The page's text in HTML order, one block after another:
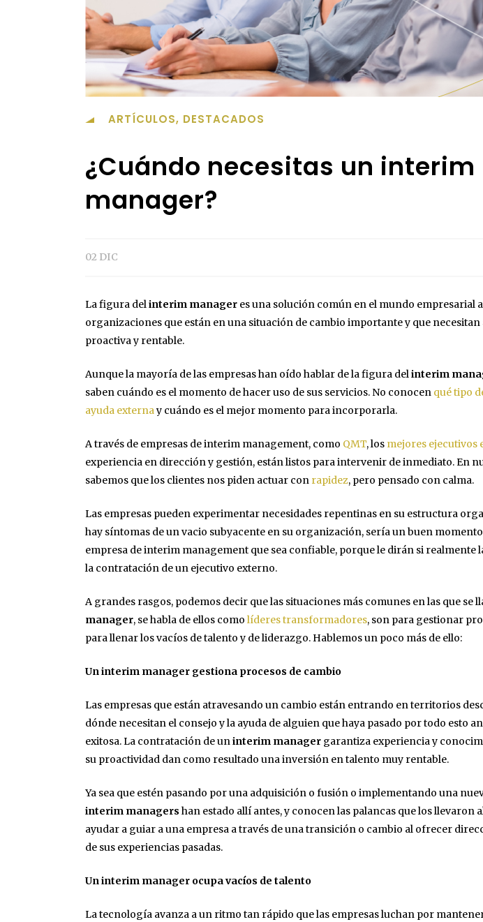
ARTÍCULOS, DESTACADOS
¿Cuándo necesitas un interim
manager?
02 DIC
La figura delinterim manager es una solución común en el mundo empresarial
organizaciones que están en una situación de cambio importante y que necesitan
proactiva y rentable.
Aunque la mayoría de las empresas han oído hablar de la figura delinterim
saben cuándo es el momento de hacer uso de sus servicios. No conocen qué tipo
ayuda externay cuándo es el mejor momento para incorporarla.
A través de empresas de interim management, como QMT, los mejores ejecutivos
experiencia en dirección y gestión, están listos para intervenir de inmediato. En
sabemos que los clientes nos piden actuar con rapidez, pero pensado con calma.
Las empresas pueden experimentar necesidades repentinas en su estructura
hay síntomas de un vacio subyacente en su organización, sería un buen
empresa de interim management que sea confiable, porque le dirán si realmente
la contratación de un ejecutivo externo.
A grandes rasgos, podemos decir que las situaciones más comunes en las que se
manager, se habla de ellos como líderes transformadores, son para gestionar
para llenar los vacíos de talento y de liderazgo. Hablemos un poco más de ello:
Un interim manager gestiona procesos de cambio
Las empresas que están atravesando un cambio están entrando en territorios
dónde necesitan el consejo y la ayuda de alguien que haya pasado por todo esto
exitosa. La contratación de uninterim manager garantiza experiencia y
su proactividad dan como resultado una inversión en talento muy rentable.
Ya sea que estén pasando por una adquisición o fusión o implementando una
interim managers han estado allí antes, y conocen las palancas que los llevaron
ayudar a guiar a una empresa a través de una transición o cambio al ofrecer
de sus experiencias pasadas.
Un interim manager ocupa vacíos de talento
La tecnología avanza a un ritmo tan rápido que las empresas luchan por